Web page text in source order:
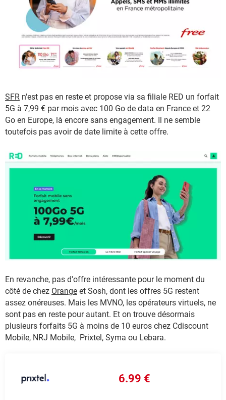
SFR n'est pas en reste et propose via sa filiale RED un forfait
5G à 7,99 € par mois avec 100 Go de data en France et 22
Go en Europe, là encore sans engagement. Il ne semble
toutefois pas avoir de date limite à cette offre.
En revanche, pas d'offre intéressante pour le moment du
côté de chez Orange et Sosh, dont les offres 5G restent
assez onéreuses. Mais les MVNO, les opérateurs virtuels, ne
sont pas en reste pour autant. Et on trouve désormais
plusieurs forfaits 5G à moins de 10 euros chez Cdiscount
Mobile, NRJ Mobile, Prixtel, Syma ou Lebara.
6.99 €